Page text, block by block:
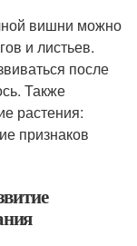
вишни можно
и листьев.
после
Также
растения:
признаков